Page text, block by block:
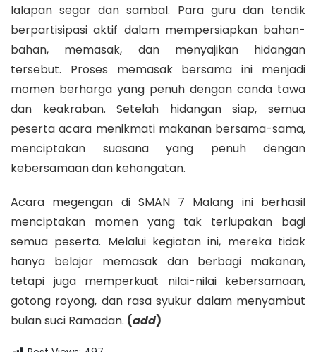
lalapan segar dan sambal. Para guru dan tendik
berpartisipasi aktif dalam mempersiapkan bahan-
bahan, memasak, dan menyajikan hidangan
tersebut. Proses memasak bersama ini menjadi
momen berharga yang penuh dengan canda tawa
dan keakraban. Setelah hidangan siap, semua
peserta acara menikmati makanan bersama-sama,
menciptakan suasana yang penuh dengan
kebersamaan dan kehangatan.
Acara megengan di SMAN 7 Malang ini berhasil
menciptakan momen yang tak terlupakan bagi
semua peserta. Melalui kegiatan ini, mereka tidak
hanya belajar memasak dan berbagi makanan,
tetapi juga memperkuat nilai-nilai kebersamaan,
gotong royong, dan rasa syukur dalam menyambut
bulan suci Ramadan. (add)